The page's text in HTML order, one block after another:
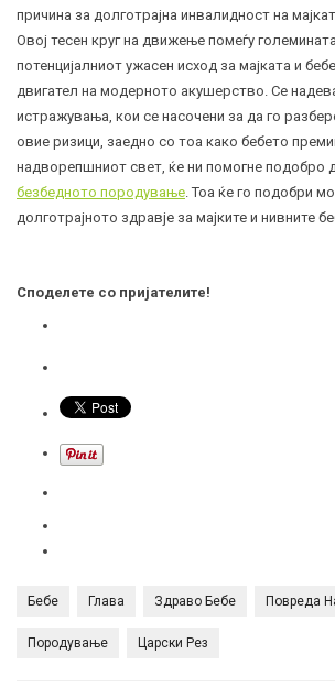
причина за долготрајна инвалидност на
Овој тесен круг на движење помеѓу
потенцијалниот ужасен исход за мајката и
двигател на модерното акушерство. Се
истражувања, кои се насочени за да го
овие ризици, заедно со тоа како бебето
надворепшниот свет, ќе ни помогне подобро
безбедното породување . Тоа ќе го подобри
долготрајното здравје за мајките и нивните
Споделете со пријателите!
Бебе Глава Здраво Бебе Повреда
Породување Царски Рез